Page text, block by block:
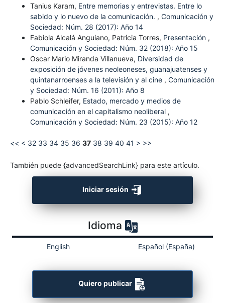
Tanius Karam, Entre memorias y entrevistas. Entre lo
sabido y lo nuevo de la comunicación. , Comunicación y
Sociedad: Núm. 28 (2017): Año 14
Fabiola Alcalá Anguiano, Patricia Torres, Presentación ,
Comunicación y Sociedad: Núm. 32 (2018): Año 15
Oscar Mario Miranda Villanueva, Diversidad de
exposición de jóvenes neoleoneses, guanajuatenses y
quintanarroenses a la televisión y al cine , Comunicación
y Sociedad: Núm. 16 (2011): Año 8
Pablo Schleifer, Estado, mercado y medios de
comunicación en el capitalismo neoliberal ,
Comunicación y Sociedad: Núm. 23 (2015): Año 12
<< < 32 33 34 35 36 37 38 39 40 41 > >>
También puede {advancedSearchLink} para este artículo.
Iniciar sesión
Idioma
English Español (España)
Quiero publicar